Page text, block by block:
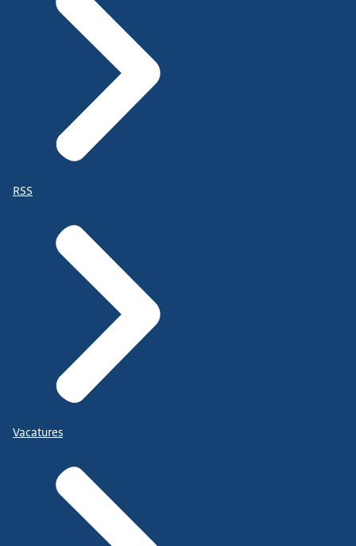
RSS
Vacatures